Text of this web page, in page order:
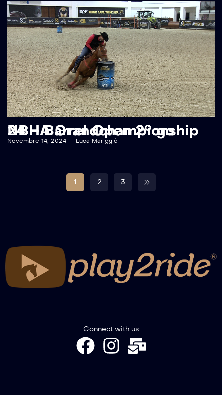
NBHA Grandchampionship 24 – Barrel Open 2° go
Novembre 14, 2024 Luca Mariggiò
1 2 3
Connect with us